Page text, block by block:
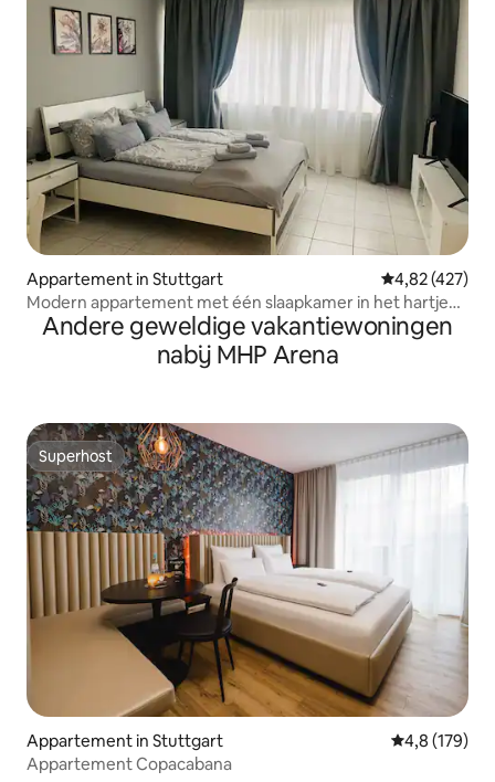
Appartement in Stuttgart Gemiddelde
4,82 (427)
Modern appartement met één slaapkamer in het hartje
Stuttgart
Andere geweldige vakantiewoningen
nabij MHP Arena
Superhost
Superhost
Appartement in Stuttgart Gemiddelde
4,8 (179)
Appartement Copacabana